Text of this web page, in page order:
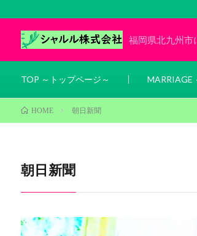
福岡県北九州市
TOP ～トップページ～ MARRIAGE
HOME 朝日新聞
朝日新聞